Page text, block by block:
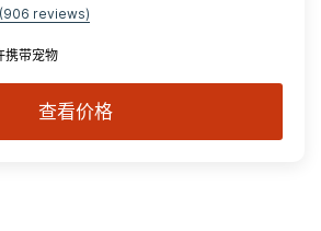
(906 reviews)
携带宠物
查看价格